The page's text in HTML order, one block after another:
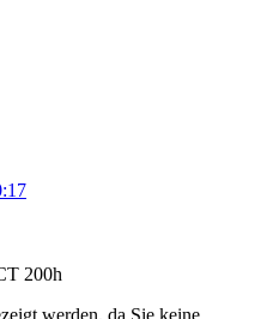
200h
werden, da Sie keine